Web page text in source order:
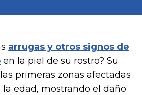
arrugas y otros signos de
en la piel de su rostro? Su
primeras zonas afectadas
la edad, mostrando el daño